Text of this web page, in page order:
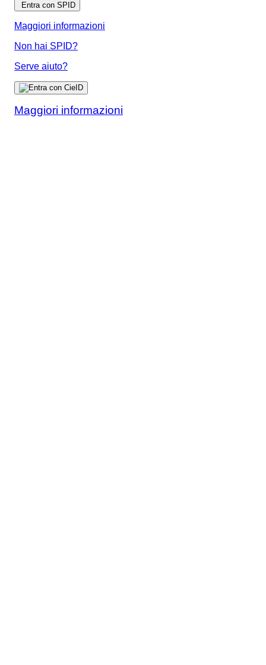
Entra con SPID
Maggiori informazioni
Non hai SPID?
Serve aiuto?
Maggiori informazioni